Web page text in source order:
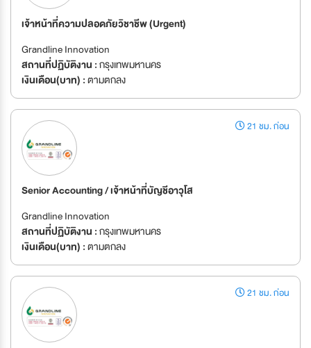
เจ้าหน้าที่ความปลอดภัยวิชาชีพ (Urgent)
Grandline Innovation
สถานที่ปฏิบัติงาน :กรุงเทพมหานคร
เงินเดือน(บาท) :ตามตกลง
21 ชม. ก่อน
Senior Accounting / เจ้าหน้าที่บัญชีอาวุโส
Grandline Innovation
สถานที่ปฏิบัติงาน :กรุงเทพมหานคร
เงินเดือน(บาท) :ตามตกลง
21 ชม. ก่อน